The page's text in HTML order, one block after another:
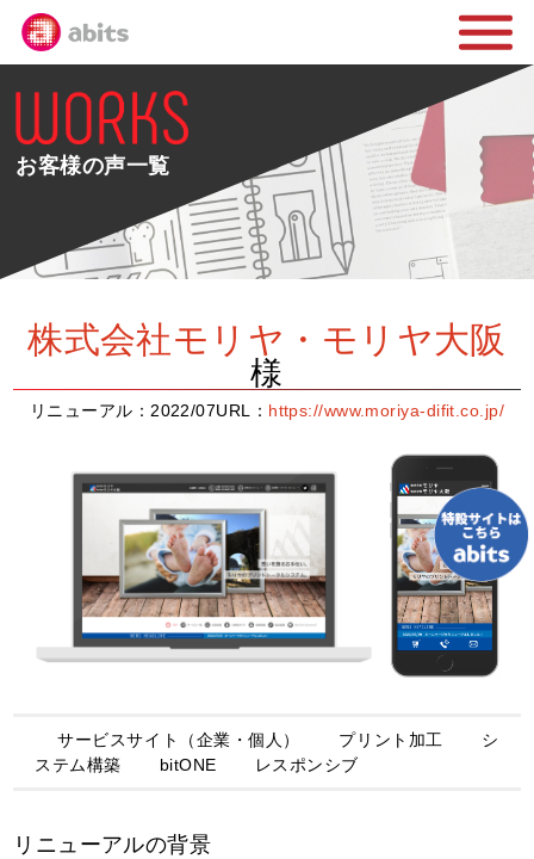
お客様の声一覧
株式会社モリヤ・モリヤ大阪
様
リニューアル：2022/07URL： https://www.moriya-difit.co.jp/
サービスサイト（企業・個人） プリント加工
シ
ステム構築
bitONE レスポンシブ
リニューアルの背景